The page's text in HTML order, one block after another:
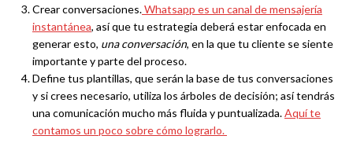
Crear conversaciones.Whatsapp es un canal de mensajería
instantánea, así que tu estrategia deberá estar enfocada en
generar esto, una conversación, en la que tu cliente se siente
importante y parte del proceso.
Define tus plantillas, que serán la base de tus conversaciones
y si crees necesario, utiliza los árboles de decisión; así tendrás
una comunicación mucho más fluida y puntualizada.Aquí te
contamos un poco sobre cómo lograrlo.